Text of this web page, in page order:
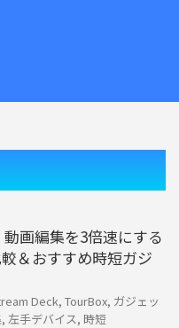
動画編集を3倍速にする
＆おすすめ時短ガジ
Deck, TourBox, ガジェッ
, 左手デバイス, 時短